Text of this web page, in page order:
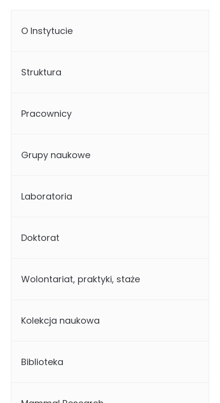
O Instytucie
Struktura
Pracownicy
Grupy naukowe
Laboratoria
Doktorat
Wolontariat, praktyki, staże
Kolekcja naukowa
Biblioteka